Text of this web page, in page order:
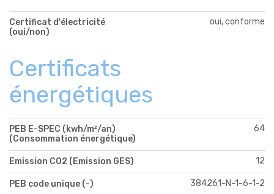
Certificat d'électricité
(oui/non)
oui, conforme
Certificats
énergétiques
PEB E-SPEC (kwh/m²/an)
(Consommation énergétique)
64
Emission CO2 (Emission GES) 12
PEB code unique (-) 384261-N-1-6-1-2